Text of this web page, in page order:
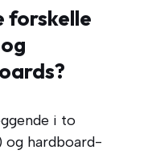
forskelle
i to
og hardboard-